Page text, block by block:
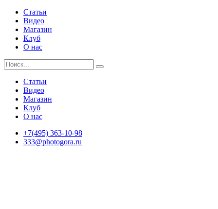
Статьи
Видео
Магазин
Клуб
О нас
Статьи
Видео
Магазин
Клуб
О нас
+7(495) 363-10-98
333@photogora.ru